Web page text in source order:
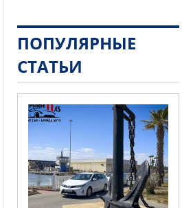
ПОПУЛЯРНЫЕ
СТАТЬИ